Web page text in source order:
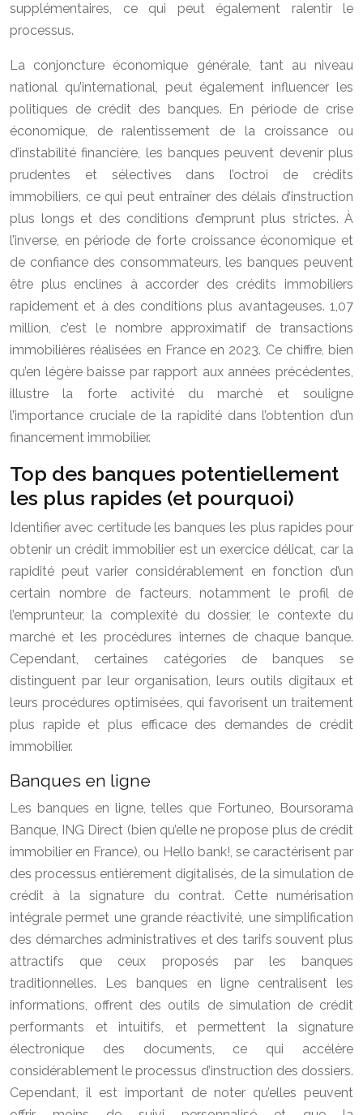
supplémentaires, ce qui peut également ralentir le
processus.
La conjoncture économique générale, tant au niveau
national qu’international, peut également influencer les
politiques de crédit des banques. En période de crise
économique, de ralentissement de la croissance ou
d’instabilité financière, les banques peuvent devenir plus
prudentes et sélectives dans l’octroi de crédits
immobiliers, ce qui peut entraîner des délais d’instruction
plus longs et des conditions d’emprunt plus strictes. À
l’inverse, en période de forte croissance économique et
de confiance des consommateurs, les banques peuvent
être plus enclines à accorder des crédits immobiliers
rapidement et à des conditions plus avantageuses. 1,07
million, c’est le nombre approximatif de transactions
immobilières réalisées en France en 2023. Ce chiffre, bien
qu’en légère baisse par rapport aux années précédentes,
illustre la forte activité du marché et souligne
l’importance cruciale de la rapidité dans l’obtention d’un
financement immobilier.
Top des banques potentiellement
les plus rapides (et pourquoi)
Identifier avec certitude les banques les plus rapides pour
obtenir un crédit immobilier est un exercice délicat, car la
rapidité peut varier considérablement en fonction d’un
certain nombre de facteurs, notamment le profil de
l’emprunteur, la complexité du dossier, le contexte du
marché et les procédures internes de chaque banque.
Cependant, certaines catégories de banques se
distinguent par leur organisation, leurs outils digitaux et
leurs procédures optimisées, qui favorisent un traitement
plus rapide et plus efficace des demandes de crédit
immobilier.
Banques en ligne
Les banques en ligne, telles que Fortuneo, Boursorama
Banque, ING Direct (bien qu’elle ne propose plus de crédit
immobilier en France), ou Hello bank!, se caractérisent par
des processus entièrement digitalisés, de la simulation de
crédit à la signature du contrat. Cette numérisation
intégrale permet une grande réactivité, une simplification
des démarches administratives et des tarifs souvent plus
attractifs que ceux proposés par les banques
traditionnelles. Les banques en ligne centralisent les
informations, offrent des outils de simulation de crédit
performants et intuitifs, et permettent la signature
électronique des documents, ce qui accélère
considérablement le processus d’instruction des dossiers.
Cependant, il est important de noter qu’elles peuvent